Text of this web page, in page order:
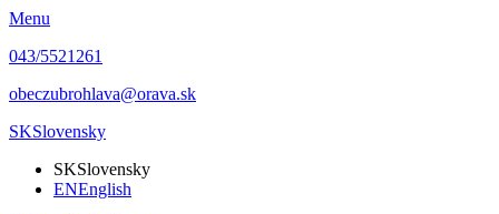
Menu
043/5521261
obeczubrohlava@orava.sk
SKSlovensky
SKSlovensky
ENEnglish